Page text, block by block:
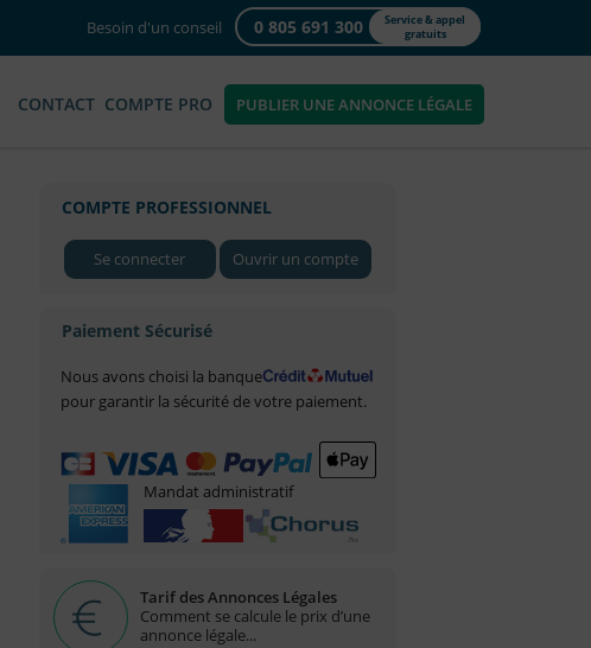
Besoin d'un conseil 0 805 691 300
Service & appel
gratuits
CONTACT COMPTE PRO PUBLIER UNE ANNONCE LÉGALE
COMPTE PROFESSIONNEL
Se connecter Ouvrir un compte
Paiement Sécurisé
Nous avons choisi la banque
pour garantir la sécurité de votre paiement.
Mandat administratif
Tarif des Annonces Légales
Comment se calcule le prix d’une
annonce légale...